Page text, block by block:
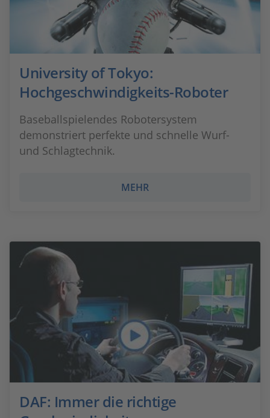
University of Tokyo:
Hochgeschwindigkeits-Roboter
Baseballspielendes Robotersystem
demonstriert perfekte und schnelle Wurf-
und Schlagtechnik.
MEHR
DAF: Immer die richtige